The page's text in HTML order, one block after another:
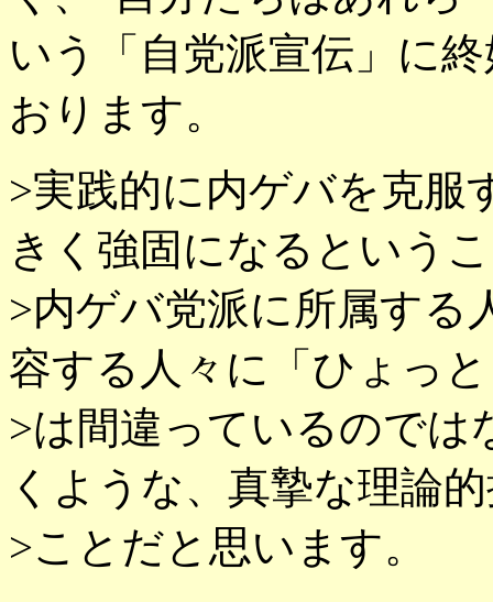
いう「自党派宣伝」に
おります。
>実践的に内ゲバを克服
きく強固になるという
>内ゲバ党派に所属する
容する人々に「ひょっ
>は間違っているので
くような、真摯な理論
>ことだと思います。